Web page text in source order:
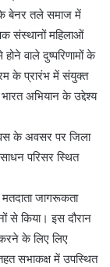
के बेनर तले समाज में
संस्थानों महिलाओं
वाले दुष्परिणामों के
के प्रारंभ में संयुक्त
अभियान के उद्देश्य
के अवसर पर जिला
परिसर स्थित
जागरूकता
से किया। इस दौरान
के लिए लिए
सभाकक्ष में उपस्थित